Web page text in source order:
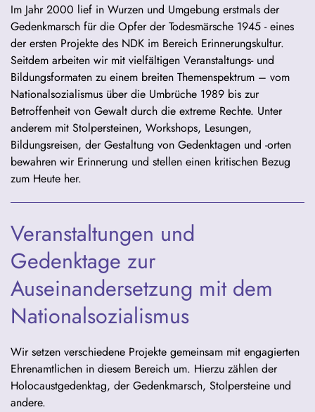
Im Jahr 2000 lief in Wurzen und Umgebung erstmals der
Gedenkmarsch für die Opfer der Todesmärsche 1945 - eines
der ersten Projekte des NDK im Bereich Erinnerungskultur.
Seitdem arbeiten wir mit vielfältigen Veranstaltungs- und
Bildungsformaten zu einem breiten Themenspektrum – vom
Nationalsozialismus über die Umbrüche 1989 bis zur
Betroffenheit von Gewalt durch die extreme Rechte. Unter
anderem mit Stolpersteinen, Workshops, Lesungen,
Bildungsreisen, der Gestaltung von Gedenktagen und -orten
bewahren wir Erinnerung und stellen einen kritischen Bezug
zum Heute her.
Veranstaltungen und
Gedenktage zur
Auseinandersetzung mit dem
Nationalsozialismus
Wir setzen verschiedene Projekte gemeinsam mit engagierten
Ehrenamtlichen in diesem Bereich um. Hierzu zählen der
Holocaustgedenktag, der Gedenkmarsch, Stolpersteine und
andere.